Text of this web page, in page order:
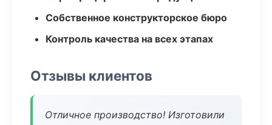
Собственное конструкторское бюро
Контроль качества на всех этапах
Отзывы клиентов
Отличное производство! Изготовили